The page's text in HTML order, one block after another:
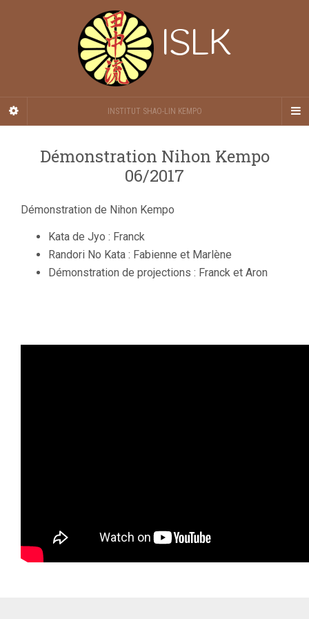
ISLK
INSTITUT SHAO-LIN KEMPO
Démonstration Nihon Kempo
06/2017
Démonstration de Nihon Kempo
Kata de Jyo : Franck
Randori No Kata : Fabienne et Marlène
Démonstration de projections : Franck et Aron